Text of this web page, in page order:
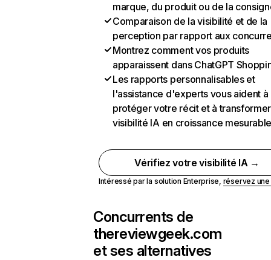
marque, du produit ou de la
Comparaison de la visibilité et de la
perception par rapport aux
Montrez comment vos produits
apparaissent dans ChatGPT
Les rapports personnalisables et
l'assistance d'experts vous aident à
protéger votre récit et à
visibilité IA en croissance
Vérifiez votre visibilité IA →
Intéressé par la solution Enterprise, réservez
Concurrents de
thereviewgeek.com
et ses alternatives